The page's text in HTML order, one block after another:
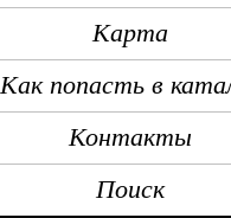
Карта
Как попасть в
Контакты
Поиск